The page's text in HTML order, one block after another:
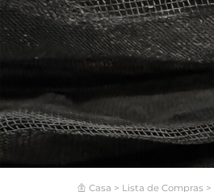
Casa > Lista de Compras >